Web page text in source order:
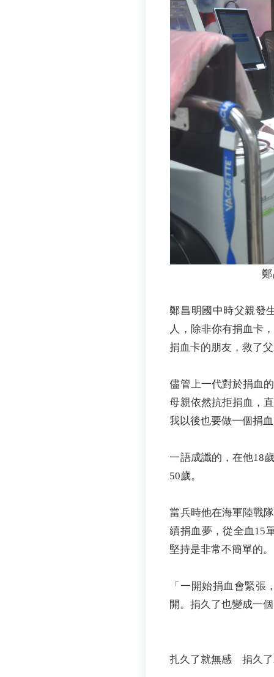
鄭昌明國中時父親發
人，除非你有捐血卡
捐血卡的朋友，救了
儘管上一代對於捐血
母親依然抗拒捐血，
我以後也要做一個捐
一語成讖的，在他18
50歲。
當兵時他在海軍陸戰
續捐血夢，從全血15
堅持是非常不簡單的。
「一開始捐血會緊
開。捐久了也變成一
扎久了就無感 捐久